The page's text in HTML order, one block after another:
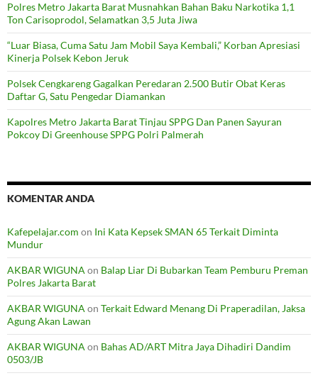
Polres Metro Jakarta Barat Musnahkan Bahan Baku Narkotika 1,1
Ton Carisoprodol, Selamatkan 3,5 Juta Jiwa
“Luar Biasa, Cuma Satu Jam Mobil Saya Kembali,” Korban Apresiasi
Kinerja Polsek Kebon Jeruk
Polsek Cengkareng Gagalkan Peredaran 2.500 Butir Obat Keras
Daftar G, Satu Pengedar Diamankan
Kapolres Metro Jakarta Barat Tinjau SPPG Dan Panen Sayuran
Pokcoy Di Greenhouse SPPG Polri Palmerah
KOMENTAR ANDA
Kafepelajar.com on Ini Kata Kepsek SMAN 65 Terkait Diminta
Mundur
AKBAR WIGUNA on Balap Liar Di Bubarkan Team Pemburu Preman
Polres Jakarta Barat
AKBAR WIGUNA on Terkait Edward Menang Di Praperadilan, Jaksa
Agung Akan Lawan
AKBAR WIGUNA on Bahas AD/ART Mitra Jaya Dihadiri Dandim
0503/JB